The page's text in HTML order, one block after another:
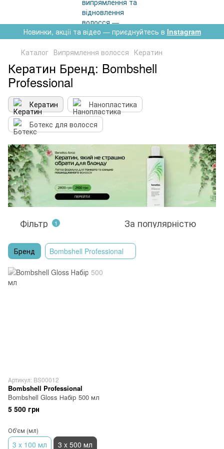
Новинки, акції та відео — приєднуйтесь в Instagram
Каталог Випрямлення волосся Кератин
Кератин Бренд: Bombshell
Professional
Кератин
Нанопластика
Ботекс для волосся
Фільтр 1 За популярністю
Бренд Bombshell Professional
Артикул: BS00012
Bombshell Professional
Bombshell Gloss Набір 500 мл
5 500 грн
Об'єм (мл)
3 x 100 мл 3 x 500 мл